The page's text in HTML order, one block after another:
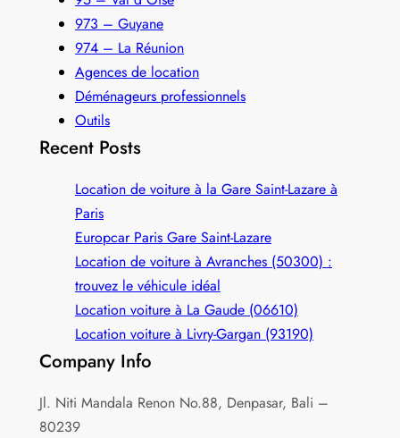
973 – Guyane
974 – La Réunion
Agences de location
Déménageurs professionnels
Outils
Recent Posts
Location de voiture à la Gare Saint-Lazare à
Paris
Europcar Paris Gare Saint‑Lazare
Location de voiture à Avranches (50300) :
trouvez le véhicule idéal
Location voiture à La Gaude (06610)
Location voiture à Livry-Gargan (93190)
Company Info
Jl. Niti Mandala Renon No.88, Denpasar, Bali –
80239